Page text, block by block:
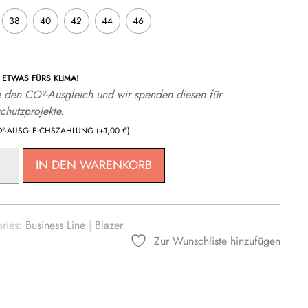
38 40 42 44 46
FÜRS KLIMA!
den CO²-Ausgleich und wir spenden diesen für
AUSGLEICHSZAHLUNG (+1,00 €)
IN DEN WARENKORB
Business Line| Blazer
Zur Wunschliste hinzufügen